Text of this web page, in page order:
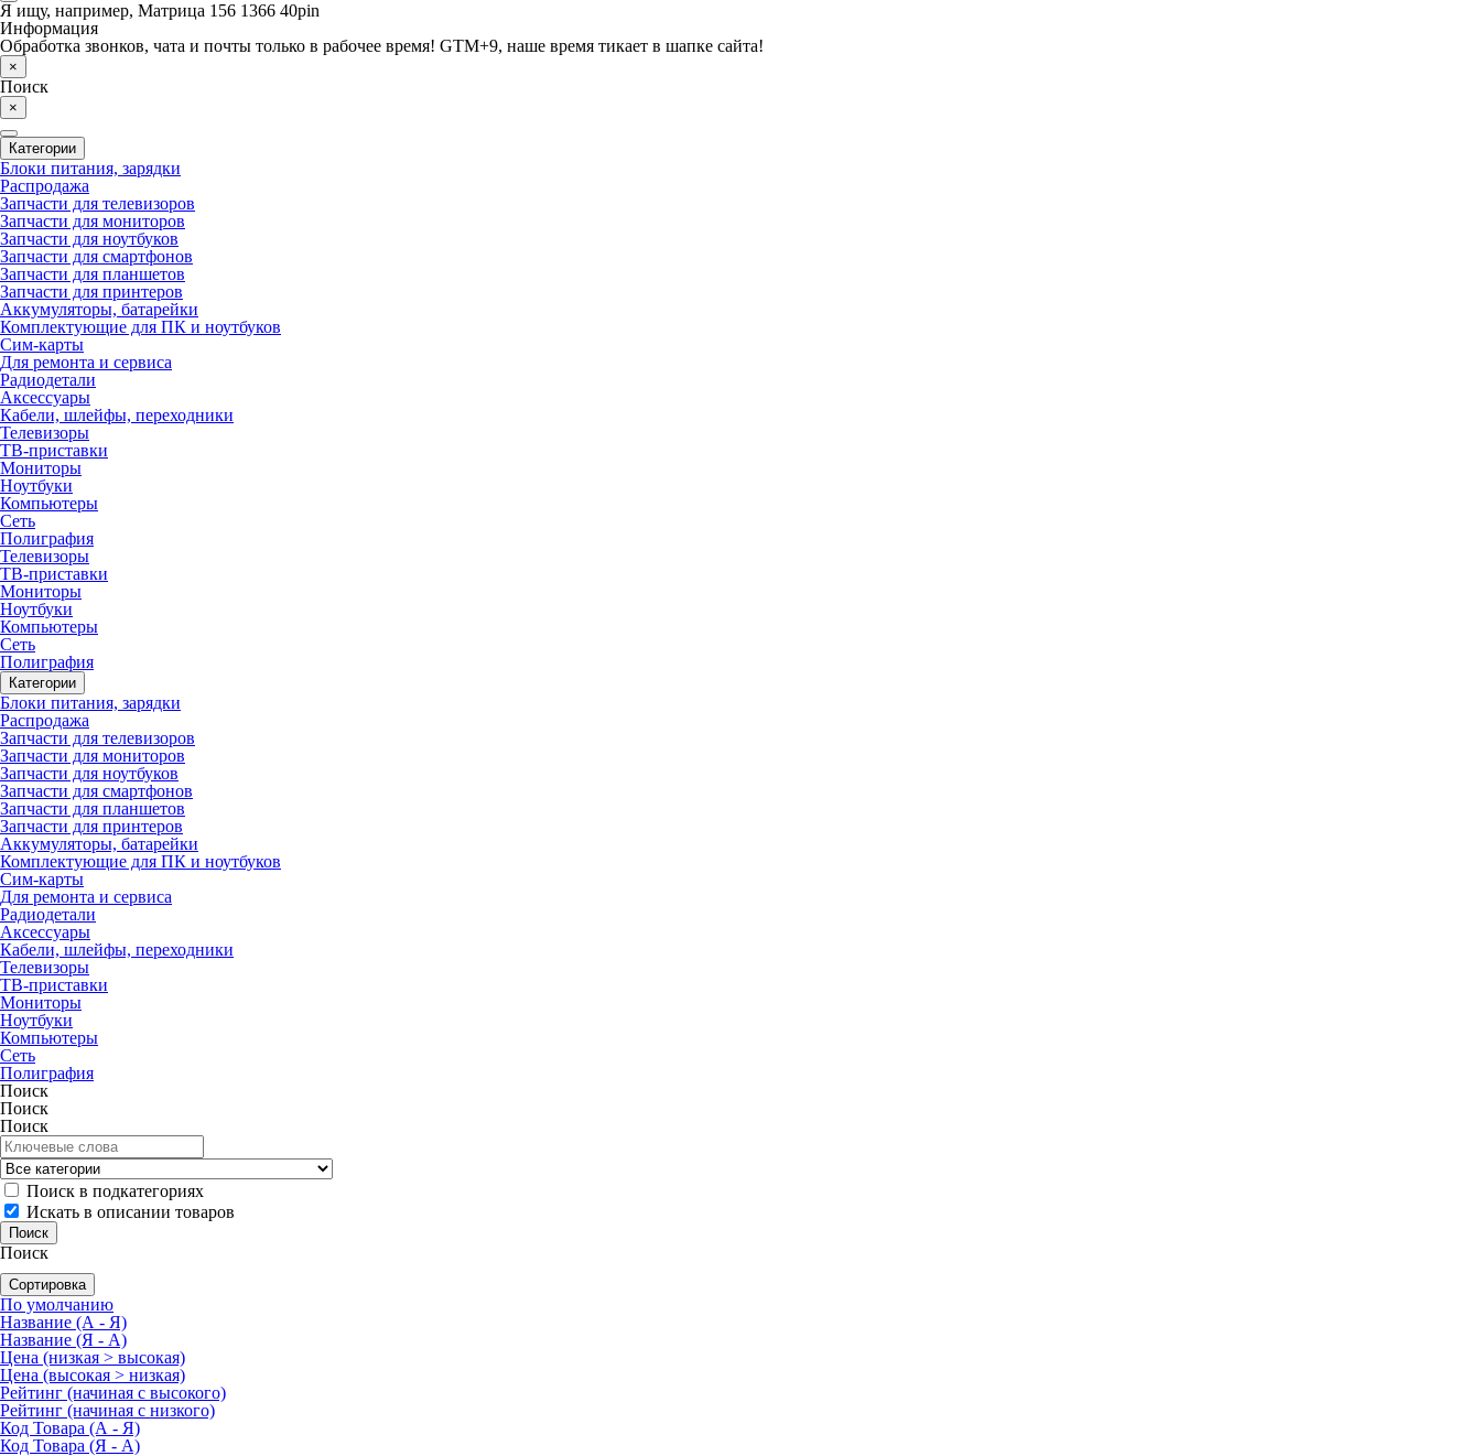
Я ищу, например, Матрица 156 1366 40pin
Информация
Обработка звонков, чата и почты только в рабочее время! GTM+9, наше время тикает в шапке сайта!
×
Поиск
×
Категории
Блоки питания, зарядки
Распродажа
Запчасти для телевизоров
Запчасти для мониторов
Запчасти для ноутбуков
Запчасти для смартфонов
Запчасти для планшетов
Запчасти для принтеров
Аккумуляторы, батарейки
Комплектующие для ПК и ноутбуков
Сим-карты
Для ремонта и сервиса
Радиодетали
Аксессуары
Кабели, шлейфы, переходники
Телевизоры
ТВ-приставки
Мониторы
Ноутбуки
Компьютеры
Сеть
Полиграфия
Телевизоры
ТВ-приставки
Мониторы
Ноутбуки
Компьютеры
Сеть
Полиграфия
Категории
Блоки питания, зарядки
Распродажа
Запчасти для телевизоров
Запчасти для мониторов
Запчасти для ноутбуков
Запчасти для смартфонов
Запчасти для планшетов
Запчасти для принтеров
Аккумуляторы, батарейки
Комплектующие для ПК и ноутбуков
Сим-карты
Для ремонта и сервиса
Радиодетали
Аксессуары
Кабели, шлейфы, переходники
Телевизоры
ТВ-приставки
Мониторы
Ноутбуки
Компьютеры
Сеть
Полиграфия
Поиск
Поиск
Поиск
Поиск в подкатегориях
Искать в описании товаров
Поиск
Сортировка
По умолчанию
Название (А - Я)
Название (Я - А)
Цена (низкая > высокая)
Цена (высокая > низкая)
Рейтинг (начиная с высокого)
Рейтинг (начиная с низкого)
Код Товара (А - Я)
Код Товара (Я - А)